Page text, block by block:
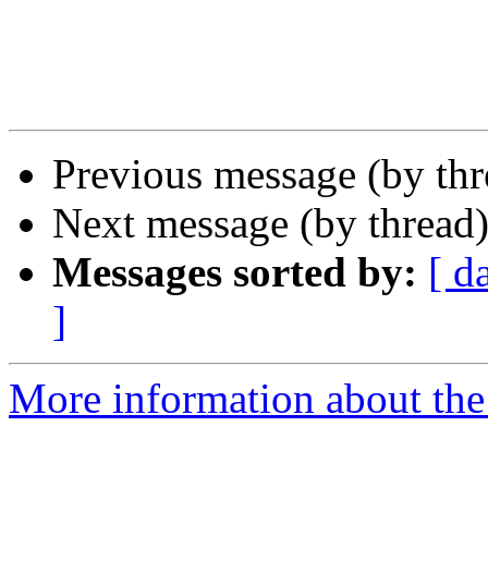
Previous message (by
Next message (by
Messages sorted by: [
]
More information about